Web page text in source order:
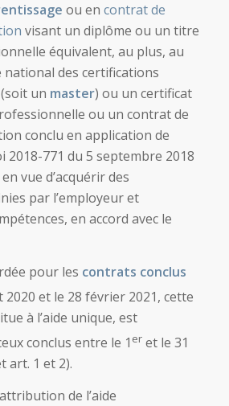
ou en contrat de
visant un diplôme ou un titre
équivalent, au plus, au
national des certifications
un master) ou un certificat
ou un contrat de
conclu en application de
2018-771 du 5 septembre 2018
vue d’acquérir des
par l’employeur et
en accord avec le
pour les contrats conclus
et le 28 février 2021, cette
à l’aide unique, est
conclus entre le 1 eret le 31
art. 1 et 2).
de l’aide